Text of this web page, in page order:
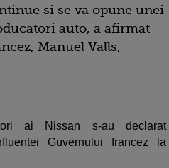
si se va opune unei
auto, a afirmat
Manuel Valls,
ai Nissan s-au declarat
Guvernului francez la